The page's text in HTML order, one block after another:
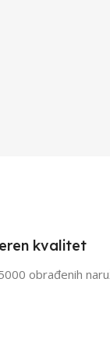
kvalitet
obrađenih